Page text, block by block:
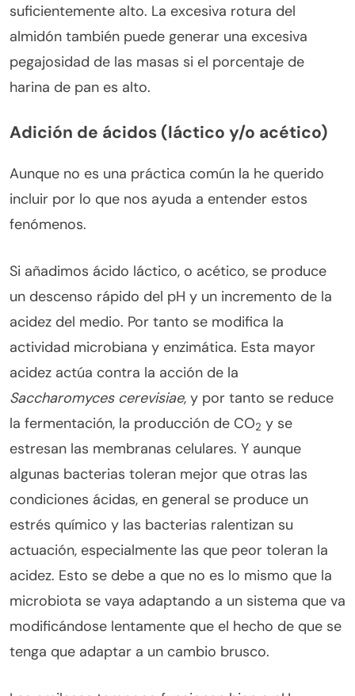
suficientemente alto. La excesiva rotura del
almidón también puede generar una excesiva
pegajosidad de las masas si el porcentaje de
harina de pan es alto.
Adición de ácidos (láctico y/o acético)
Aunque no es una práctica común la he querido
incluir por lo que nos ayuda a entender estos
fenómenos.
Si añadimos ácido láctico, o acético, se produce
un descenso rápido del pH y un incremento de la
acidez del medio. Por tanto se modifica la
actividad microbiana y enzimática. Esta mayor
acidez actúa contra la acción de la
Saccharomyces cerevisiae, y por tanto se reduce
la fermentación, la producción de CO2 y se
estresan las membranas celulares. Y aunque
algunas bacterias toleran mejor que otras las
condiciones ácidas, en general se produce un
estrés químico y las bacterias ralentizan su
actuación, especialmente las que peor toleran la
acidez. Esto se debe a que no es lo mismo que la
microbiota se vaya adaptando a un sistema que va
modificándose lentamente que el hecho de que se
tenga que adaptar a un cambio brusco.